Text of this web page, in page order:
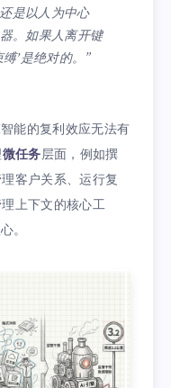
是以人为中心
。如果人离开键
’是绝对的。”
能的复利效应无法有
微任务层面，例如撰
客户关系、运行复
上下文的核心工
。